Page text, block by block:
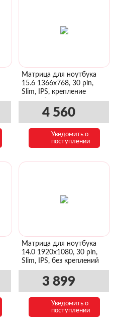
Матрица для ноутбука
15.6 1366x768, 30 pin,
Slim, IPS, крепление
сверху/снизу
4 560
Уведомить о
поступлении
Матрица для ноутбука
14.0 1920x1080, 30 pin,
Slim, IPS, без креплений
3 899
Уведомить о
поступлении